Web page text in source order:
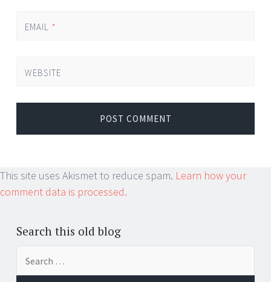
EMAIL *
WEBSITE
This site uses Akismet to reduce spam. Learn how your
comment data is processed.
Search this old blog